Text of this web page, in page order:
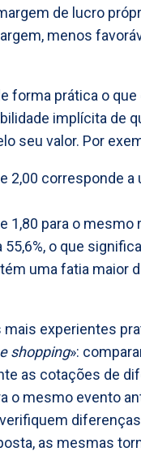
de lucro
menos
forma prática o
implícita de
seu valor. Por
2,00 corresponde a
1,80 para o mesmo
o que
uma fatia maior
mais experientes
shopping»:
as cotações de
o mesmo evento
as mesmas